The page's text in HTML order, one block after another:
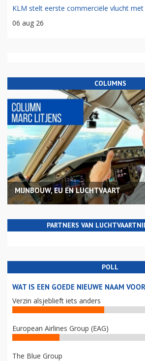
KLM stelt eerste commerciële vlucht
06 aug 26
COLUMNS
MIJNBOUW, EU EN LUCHTVAART
PARTNERS VAN
POLL
WAT IS EEN GOEDE NIEUWE NAAM
Verzin alsjeblieft iets anders
European Airlines Group (EAG)
The Blue Group